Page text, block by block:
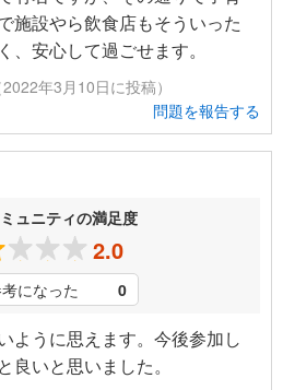
施設やら飲食店もそういった
安心して過ごせます。
年3月10日に投稿）
問題を報告する
ュニティの満足度
2.0
になった 0
ように思えます。今後参加し
いと思いました。